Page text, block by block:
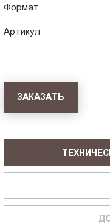
Формат
Артикул
ЗАКАЗАТЬ